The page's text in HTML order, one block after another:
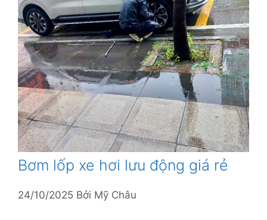
Bơm lốp xe hơi lưu động giá rẻ
24/10/2025 Bởi Mỹ Châu